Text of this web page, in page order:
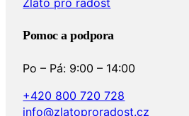
+420 800 720 728